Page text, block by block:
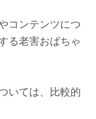
コンテンツにつ
る老害おばちゃ
いては、比較的